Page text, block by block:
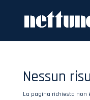
Nessun
La pagina richiesta non